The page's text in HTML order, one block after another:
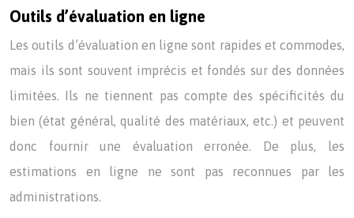
Outils d’évaluation en ligne
Les outils d’évaluation en ligne sont rapides et commodes,
mais ils sont souvent imprécis et fondés sur des données
limitées. Ils ne tiennent pas compte des spécificités du
bien (état général, qualité des matériaux, etc.) et peuvent
donc fournir une évaluation erronée. De plus, les
estimations en ligne ne sont pas reconnues par les
administrations.